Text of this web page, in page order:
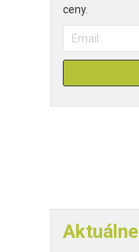
ceny.
Aktuálne